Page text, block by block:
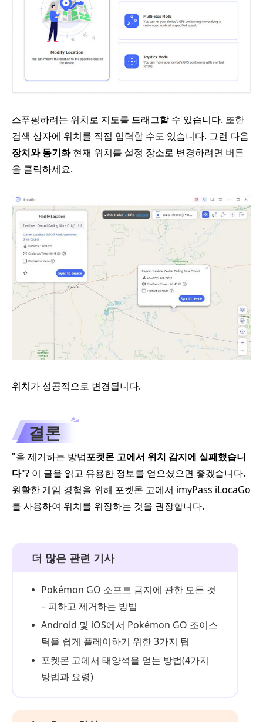
스푸핑하려는 위치로 지도를 드래그할 수 있습니다. 또한
검색 상자에 위치를 직접 입력할 수도 있습니다. 그런 다음
장치와 동기화현재 위치를 설정 장소로 변경하려면 버튼
을 클릭하세요.
위치가 성공적으로 변경됩니다.
결론
"을 제거하는 방법포켓몬 고에서 위치 감지에 실패했습니
다"? 이 글을 읽고 유용한 정보를 얻으셨으면 좋겠습니다.
원활한 게임 경험을 위해 포켓몬 고에서 imyPass iLocaGo
를 사용하여 위치를 위장하는 것을 권장합니다.
더 많은 관련 기사
Pokémon GO 소프트 금지에 관한 모든 것
– 피하고 제거하는 방법
Android 및 iOS에서 Pokémon GO 조이스
틱을 쉽게 플레이하기 위한 3가지 팁
포켓몬 고에서 태양석을 얻는 방법(4가지
방법과 요령)